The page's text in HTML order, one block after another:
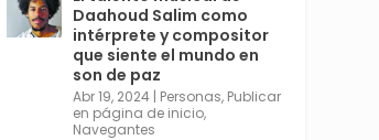
5 y 6 Jornadas de Economía
Industrial.
4
1
Daahoud Salim como
intérprete y compositor
que siente el mundo en
son de paz
Abr 19, 2024 | Personas, Publicar
en página de inicio,
Navegantes